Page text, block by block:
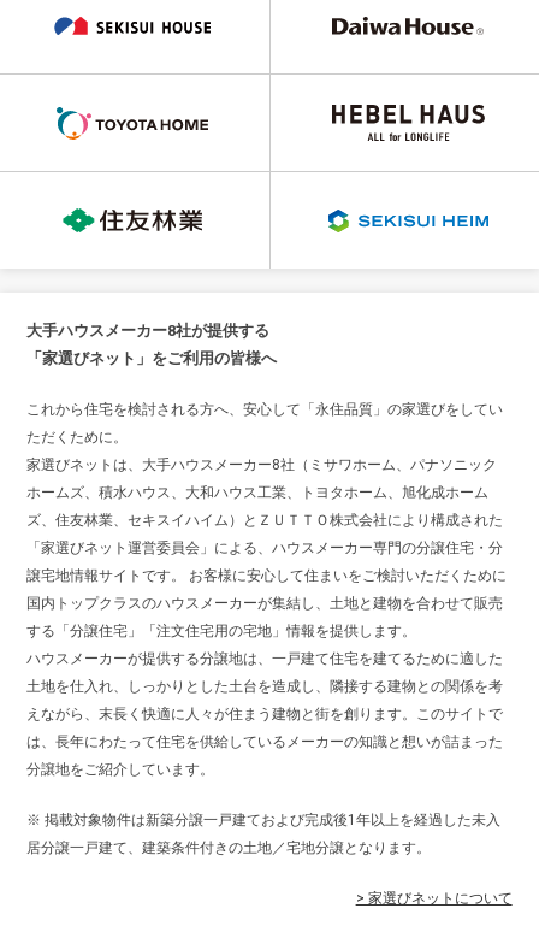
大手ハウスメーカー8社が提供する
「家選びネット」をご利用の皆様へ
これから住宅を検討される方へ、安心して「永住品質」の家選びをしてい
ただくために。
家選びネットは、大手ハウスメーカー8社（ミサワホーム、パナソニック
ホームズ、積水ハウス、大和ハウス工業、トヨタホーム、旭化成ホーム
ズ、住友林業、セキスイハイム）とＺＵＴＴＯ株式会社により構成された
「家選びネット運営委員会」による、ハウスメーカー専門の分譲住宅・分
譲宅地情報サイトです。 お客様に安心して住まいをご検討いただくために
国内トップクラスのハウスメーカーが集結し、土地と建物を合わせて販売
する「分譲住宅」「注文住宅用の宅地」情報を提供します。
ハウスメーカーが提供する分譲地は、一戸建て住宅を建てるために適した
土地を仕入れ、しっかりとした土台を造成し、隣接する建物との関係を考
えながら、末長く快適に人々が住まう建物と街を創ります。このサイトで
は、長年にわたって住宅を供給しているメーカーの知識と想いが詰まった
分譲地をご紹介しています。
※ 掲載対象物件は新築分譲一戸建ておよび完成後1年以上を経過した未入
居分譲一戸建て、建築条件付きの土地／宅地分譲となります。
> 家選びネットについて